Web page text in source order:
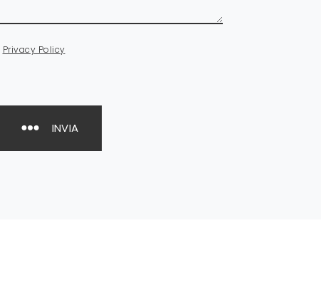
Privacy Policy
INVIA